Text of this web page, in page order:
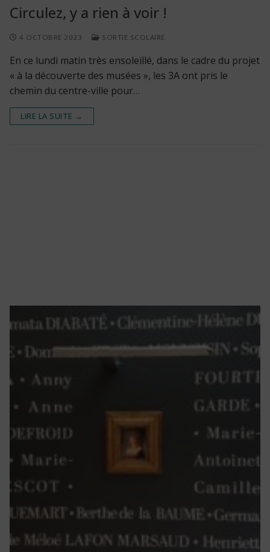
Circulez, y a rien à voir !
4 OCTOBRE 2023 SORTIE SCOLAIRE
En ce lundi matin très ensoleillé, dans le cadre du projet
« à la découverte des musées », les 3A ont pris le
chemin du centre-ville pour…
LIRE LA SUITE →